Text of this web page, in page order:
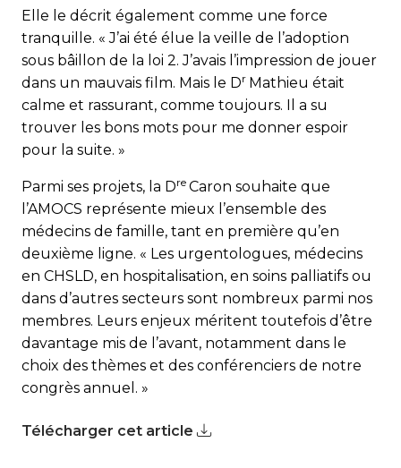
Elle le décrit également comme une force
tranquille. « J’ai été élue la veille de l’adoption
sous bâillon de la loi 2. J’avais l’impression de jouer
dans un mauvais film. Mais le Dr Mathieu était
calme et rassurant, comme toujours. Il a su
trouver les bons mots pour me donner espoir
pour la suite. »
Parmi ses projets, la Dre Caron souhaite que
l’AMOCS représente mieux l’ensemble des
médecins de famille, tant en première qu’en
deuxième ligne. « Les urgentologues, médecins
en CHSLD, en hospitalisation, en soins palliatifs ou
dans d’autres secteurs sont nombreux parmi nos
membres. Leurs enjeux méritent toutefois d’être
davantage mis de l’avant, notamment dans le
choix des thèmes et des conférenciers de notre
congrès annuel. »
Télécharger cet article